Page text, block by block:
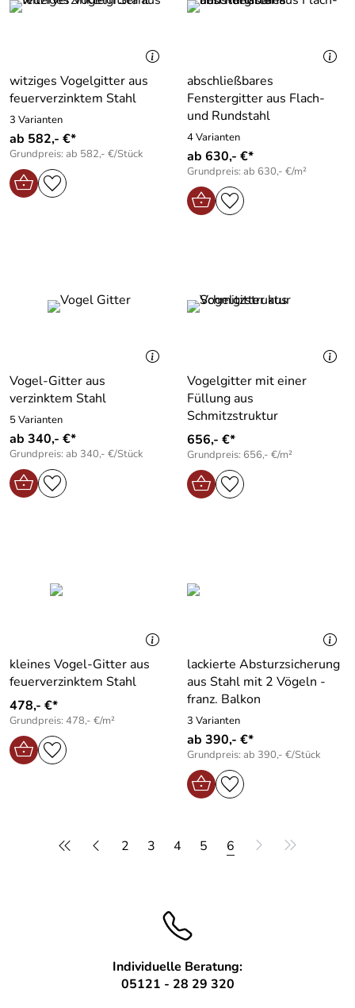
witziges Vogelgitter aus
feuerverzinktem Stahl
3 Varianten
ab 582,- €*
Grundpreis: ab 582,- €/Stück
abschließbares
Fenstergitter aus Flach-
und Rundstahl
4 Varianten
ab 630,- €*
Grundpreis: ab 630,- €/m²
Vogel-Gitter aus
verzinktem Stahl
5 Varianten
ab 340,- €*
Grundpreis: ab 340,- €/Stück
Vogelgitter mit einer
Füllung aus
Schmitzstruktur
656,- €*
Grundpreis: 656,- €/m²
kleines Vogel-Gitter aus
feuerverzinktem Stahl
478,- €*
Grundpreis: 478,- €/m²
lackierte Absturzsicherung
aus Stahl mit 2 Vögeln -
franz. Balkon
3 Varianten
ab 390,- €*
Grundpreis: ab 390,- €/Stück
2 3 4 5 6
Individuelle Beratung:
05121 - 28 29 320